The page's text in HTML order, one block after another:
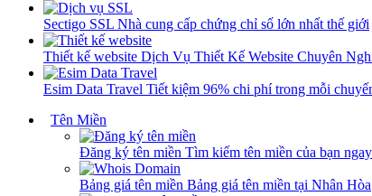
Sectigo SSL Nhà cung cấp chứng chỉ số lớn nhất thế giới
Thiết kế website Dịch Vụ Thiết Kế Website Chuyên
Esim Data Travel Tiết kiệm 96% chi phí trong mỗi
Tên Miền
Đăng ký tên miền Tìm kiếm tên miền của bạn
Bảng giá tên miền Bảng giá tên miền tại Nhân Hòa